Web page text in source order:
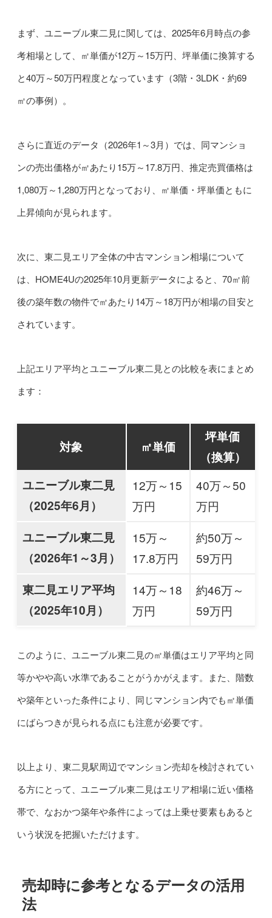
まず、ユニーブル東二見に関しては、2025年6月時点の参
考相場として、㎡単価が12万～15万円、坪単価に換算する
と40万～50万円程度となっています（3階・3LDK・約69
㎡の事例）。
さらに直近のデータ（2026年1～3月）では、同マンショ
ンの売出価格が㎡あたり15万～17.8万円、推定売買価格は
1,080万～1,280万円となっており、㎡単価・坪単価ともに
上昇傾向が見られます。
次に、東二見エリア全体の中古マンション相場について
は、HOME4Uの2025年10月更新データによると、70㎡前
後の築年数の物件で㎡あたり14万～18万円が相場の目安と
されています。
上記エリア平均とユニーブル東二見との比較を表にまとめ
ます：
対象 ㎡単価
坪単価
（換算）
ユニーブル東二見
（2025年6月）
12万～15
万円
40万～50
万円
ユニーブル東二見
（2026年1～3月）
15万～
17.8万円
約50万～
59万円
東二見エリア平均
（2025年10月）
14万～18
万円
約46万～
59万円
このように、ユニーブル東二見の㎡単価はエリア平均と同
等かやや高い水準であることがうかがえます。また、階数
や築年といった条件により、同じマンション内でも㎡単価
にばらつきが見られる点にも注意が必要です。
以上より、東二見駅周辺でマンション売却を検討されてい
る方にとって、ユニーブル東二見はエリア相場に近い価格
帯で、なおかつ築年や条件によっては上乗せ要素もあると
いう状況を把握いただけます。
売却時に参考となるデータの活用
法